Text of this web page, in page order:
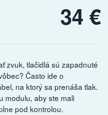
34 €
zvuk, tlačidlá sú zapadnuté
Často ide o
na ktorý sa prenáša tlak.
modulu, aby ste mali
pod kontrolou.